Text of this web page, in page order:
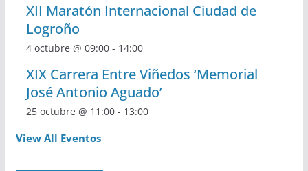
XII Maratón Internacional Ciudad de
Logroño
4 octubre @ 09:00- 14:00
XIX Carrera Entre Viñedos ‘Memorial
José Antonio Aguado’
25 octubre @ 11:00- 13:00
View All Eventos